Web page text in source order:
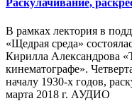
Раскулачивание,
В рамках лектория в
«Щедрая среда»
Кирилла Александрова
кинематографе».
началу 1930-х годов,
марта 2018 г. АУДИО